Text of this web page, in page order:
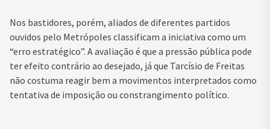
Nos bastidores, porém, aliados de diferentes partidos
ouvidos pelo Metrópoles classificam a iniciativa como um
“erro estratégico”. A avaliação é que a pressão pública pode
ter efeito contrário ao desejado, já que Tarcísio de Freitas
não costuma reagir bem a movimentos interpretados como
tentativa de imposição ou constrangimento político.